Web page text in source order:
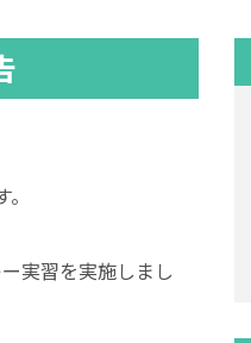
実習を実施しまし